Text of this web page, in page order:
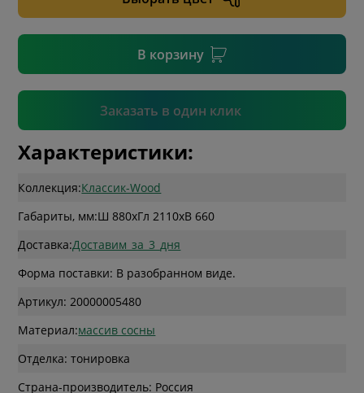
В корзину
Заказать в один клик
Подтвердить
Характеристики:
Коллекция:Классик-Wood
Габариты, мм:Ш 880xГл 2110xВ 660
Доставка:Доставим_за_3_дня
Форма поставки: В разобранном виде.
Артикул: 20000005480
Материал:массив сосны
Отделка: тонировка
Страна-производитель: Россия